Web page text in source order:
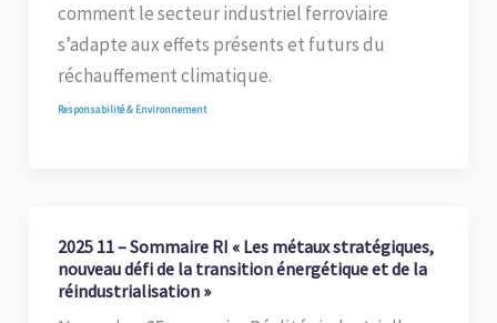
comment le secteur industriel ferroviaire
s’adapte aux effets présents et futurs du
réchauffement climatique.
Responsabilité & Environnement
2025 11 – Sommaire RI « Les métaux stratégiques,
nouveau défi de la transition énergétique et de la
réindustrialisation »